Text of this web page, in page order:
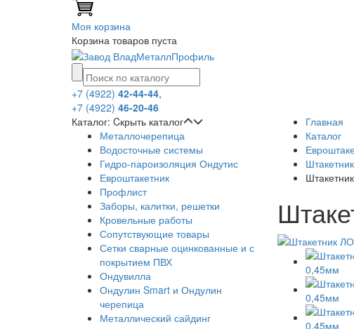
Моя корзина
Корзина товаров пуста
+7 (4922) 42-44-44,
+7 (4922) 46-20-46
Каталог: Cкрыть каталог
Металлочерепица
Водосточные системы
Гидро-пароизоляция Ондутис
Евроштакетник
Профлист
Заборы, калитки, решетки
Кровельные работы
Сопутствующие товары
Сетки сварные оцинкованные и с
покрытием ПВХ
Ондувилла
Ондулин Smart и Ондулин
черепица
Металлический сайдинг
Главная
Каталог